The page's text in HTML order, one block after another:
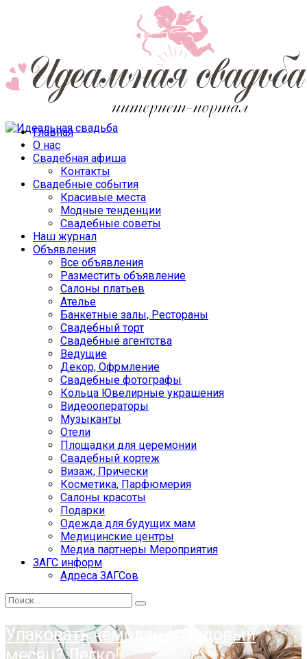
Главная
О нас
Свадебная афиша
Контакты
Свадебные события
Красивые места
Модные тенденции
Свадебные советы
Наш журнал
Объявления
Все объявления
Разместить объявление
Салоны платьев
Ателье
Банкетные залы, Рестораны
Свадебный торт
Свадебные агентства
Ведущие
Декор, Офрмление
Свадебные фотографы
Кольца Ювелирные украшения
Видеооператоры
Музыканты
Отели
Площадки для церемонии
Свадебный кортеж
Визаж, Прически
Косметика, Парфюмерия
Салоны красоты
Подарки
Одежда для будущих мам
Медицинские центры
Медиа партнеры Мероприятия
ЗАГС информ
Адреса ЗАГСов
Упаковать чемодан в медовый